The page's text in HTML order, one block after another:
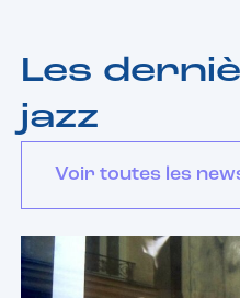
Les
jazz
Voir toutes les